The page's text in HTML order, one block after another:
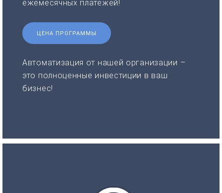
ежемесячных платежей!
ЦЕНА ПРОГРАММЫ
Автоматизация от нашей организации –
это полноценные инвестиции в ваш
бизнес!